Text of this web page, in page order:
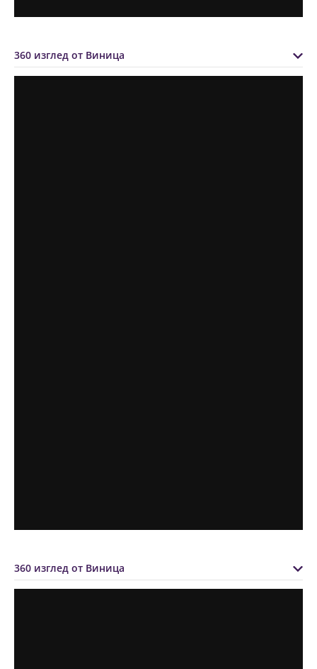
360 изглед от Виница
360 изглед от Виница